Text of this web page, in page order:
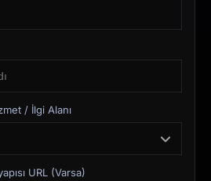
/ İlgi Alanı
URL (Varsa)